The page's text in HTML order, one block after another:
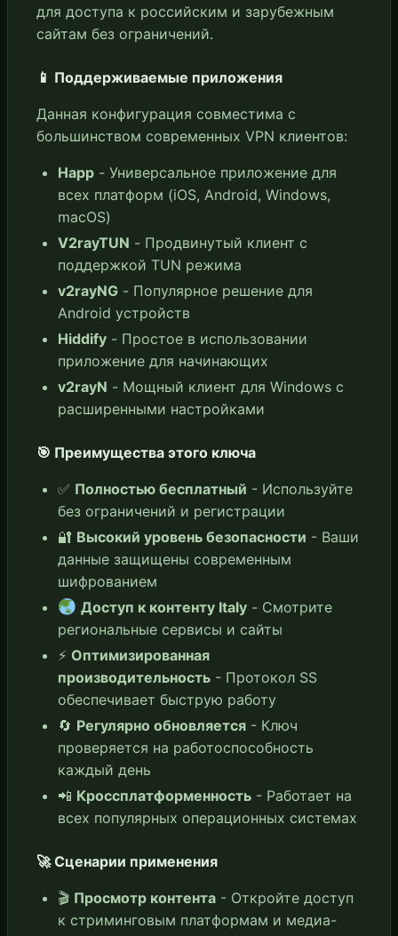
для доступа к российским и зарубежным
сайтам без ограничений.
📱 Поддерживаемые приложения
Данная конфигурация совместима с
большинством современных VPN клиентов:
Happ - Универсальное приложение для
всех платформ (iOS, Android, Windows,
macOS)
V2rayTUN - Продвинутый клиент с
поддержкой TUN режима
v2rayNG - Популярное решение для
Android устройств
Hiddify - Простое в использовании
приложение для начинающих
v2rayN - Мощный клиент для Windows с
расширенными настройками
🎯 Преимущества этого ключа
✅ Полностью бесплатный - Используйте
без ограничений и регистрации
🔐 Высокий уровень безопасности - Ваши
данные защищены современным
шифрованием
Доступ к контенту Italy- Смотрите
региональные сервисы и сайты
⚡ Оптимизированная
производительность - Протокол SS
обеспечивает быструю работу
🔄 Регулярно обновляется - Ключ
проверяется на работоспособность
каждый день
📲 Кроссплатформенность - Работает на
всех популярных операционных системах
🚀 Сценарии применения
🎬 Просмотр контента - Откройте доступ
к стриминговым платформам и медиа-